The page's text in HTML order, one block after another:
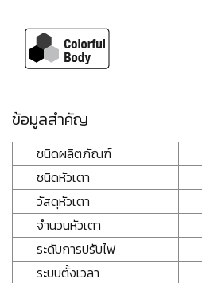
ข้อมูลสำคัญ
ชนิดผลิตภัณฑ์
ชนิดหัวเตา
วัสดุหัวเตา
จำนวนหัวเตา
ระดับการปรับไฟ
ระบบตั้งเวลา